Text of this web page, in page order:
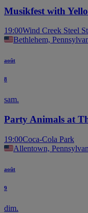
Musikfest with
19:00Wind Creek Steel
Bethlehem,
août
8
sam.
Party Animals at
19:00Coca-Cola Park
Allentown,
août
9
dim.